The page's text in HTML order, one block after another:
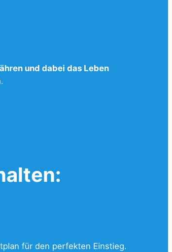
und dabei das Leben
für den perfekten Einstieg.